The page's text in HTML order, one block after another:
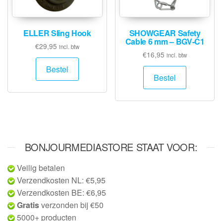
ELLER Sling Hook
€29,95 incl. btw
Bestel
SHOWGEAR Safety
Cable 6 mm – BGV-C1
€16,95 incl. btw
Bestel
BONJOURMEDIASTORE STAAT VOOR:
Veilig betalen
Verzendkosten NL: €5,95
Verzendkosten BE: €6,95
Gratisverzonden bij €50
5000+ producten